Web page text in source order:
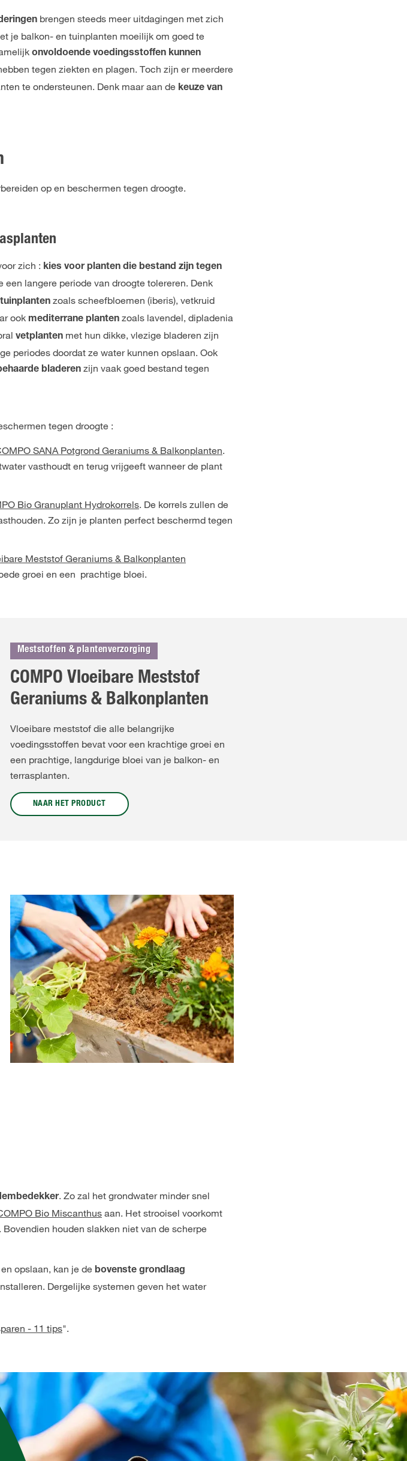
brengen steeds meer uitdagingen met zich
je balkon- en tuinplanten moeilijk om goed te
onvoldoende voedingsstoffen kunnen
tegen ziekten en plagen. Toch zijn er meerdere
te ondersteunen. Denk maar aan de keuze van
op en beschermen tegen droogte.
zich : kies voor planten die bestand zijn tegen
een langere periode van droogte tolereren. Denk
zoals scheefbloemen (iberis), vetkruid
ook mediterrane planten zoals lavendel, dipladenia
vetplanten met hun dikke, vlezige bladeren zijn
periodes doordat ze water kunnen opslaan. Ook
bladeren zijn vaak goed bestand tegen
tegen droogte :
SANA Potgrond Geraniums & Balkonplanten.
vasthoudt en terug vrijgeeft wanneer de plant
Bio Granuplant Hydrokorrels. De korrels zullen de
Zo zijn je planten perfect beschermd tegen
Meststof Geraniums & Balkonplanten
groei en een prachtige bloei.
Meststoffen & plantenverzorging
COMPO Vloeibare Meststof
Geraniums & Balkonplanten
Vloeibare meststof die alle belangrijke
voedingsstoffen bevat voor een krachtige groei en
een prachtige, langdurige bloei van je balkon- en
terrasplanten.
NAAR HET PRODUCT
. Zo zal het grondwater minder snel
Bio Miscanthus aan. Het strooisel voorkomt
houden slakken niet van de scherpe
opslaan, kan je de bovenste grondlaag
Dergelijke systemen geven het water
- 11 tips".